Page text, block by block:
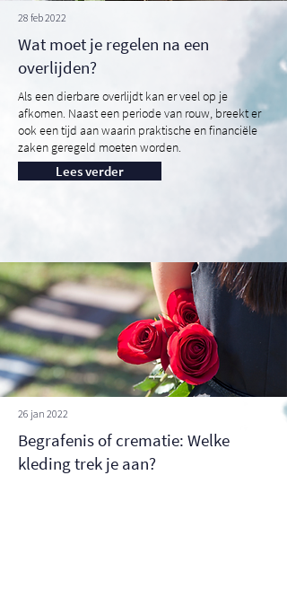
28 feb 2022
Wat moet je regelen na een
overlijden?
Als een dierbare overlijdt kan er veel op je
afkomen. Naast een periode van rouw, breekt er
ook een tijd aan waarin praktische en financiële
zaken geregeld moeten worden.
Lees verder
26 jan 2022
Begrafenis of crematie: Welke
kleding trek je aan?